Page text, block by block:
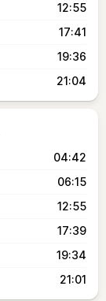
12:55
17:41
19:36
21:04
04:42
06:15
12:55
17:39
19:34
21:01